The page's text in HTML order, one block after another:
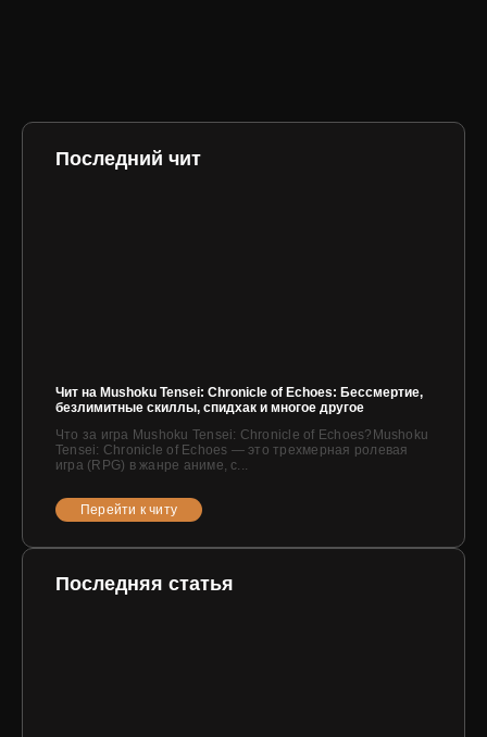
Последний чит
Чит на Mushoku Tensei: Chronicle of Echoes: Бессмертие,
безлимитные скиллы, спидхак и многое другое
Что за игра Mushoku Tensei: Chronicle of Echoes?Mushoku
Tensei: Chronicle of Echoes — это трехмерная ролевая
игра (RPG) в жанре аниме, с...
Перейти к читу
Последняя статья